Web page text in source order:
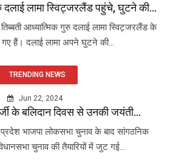
दलाई लामा स्विट्जरलैंड पहुंचे, घुटने की...
आध्यात्मिक गुरु दलाई लामा स्विट्जरलैंड के
हैं। दलाई लामा अपने घुटने की...
TRENDING NEWS
Jun 22, 2024
के बलिदान दिवस से उनकी जयंती...
भाजपा लोकसभा चुनाव के बाद सांगठनिक
चुनाव की तैयारियों में जुट गई...